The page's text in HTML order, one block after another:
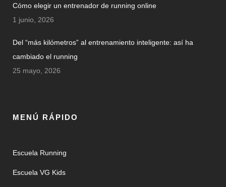
Cómo elegir un entrenador de running online
1 junio, 2026
Del “más kilómetros” al entrenamiento inteligente: así ha
cambiado el running
25 mayo, 2026
MENÚ RÁPIDO
Escuela Running
Escuela VG Kids